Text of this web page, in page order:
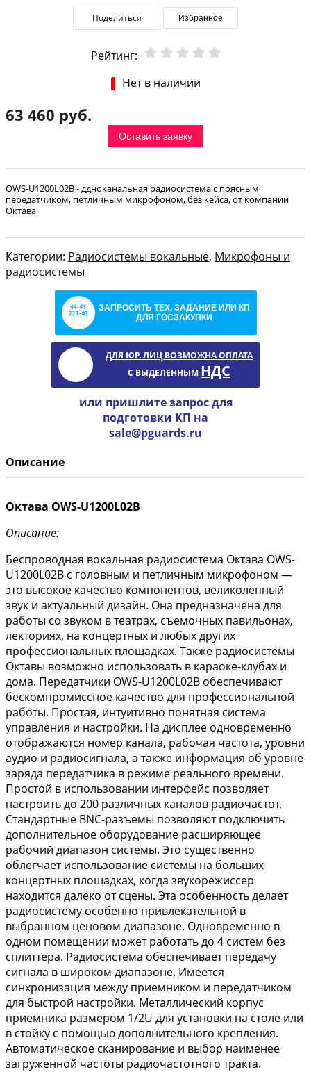
Поделиться Избранное
Рейтинг:
Нет в наличии
63 460 руб.
Оставить заявку
OWS-U1200L02B - ддноканальная радиосистема с поясным
передатчиком, петличным микрофоном, без кейса, от компании
Октава
Категории: Радиосистемы вокальные, Микрофоны и
радиосистемы
ЗАПРОСИТЬ ТЕХ. ЗАДАНИЕ ИЛИ КП
ДЛЯ ГОСЗАКУПКИ
ДЛЯ ЮР. ЛИЦ ВОЗМОЖНА ОПЛАТА
С ВЫДЕЛЕННЫМ НДС
или пришлите запрос для
подготовки КП на
sale@pguards.ru
Описание
Октава OWS-U1200L02B
Описание:
Беспроводная вокальная радиосистема Октава OWS-
U1200L02B с головным и петличным микрофоном —
это высокое качество компонентов, великолепный
звук и актуальный дизайн. Она предназначена для
работы со звуком в театрах, съемочных павильонах,
лекториях, на концертных и любых других
профессиональных площадках. Также радиосистемы
Октавы возможно использовать в караоке-клубах и
дома. Передатчики OWS-U1200L02B обеспечивают
бескомпромиссное качество для профессиональной
работы. Простая, интуитивно понятная система
управления и настройки. На дисплее одновременно
отображаются номер канала, рабочая частота, уровни
аудио и радиосигнала, а также информация об уровне
заряда передатчика в режиме реального времени.
Простой в использовании интерфейс позволяет
настроить до 200 различных каналов радиочастот.
Стандартные BNC-разъемы позволяют подключить
дополнительное оборудование расширяющее
рабочий диапазон системы. Это существенно
облегчает использование системы на больших
концертных площадках, когда звукорежиссер
находится далеко от сцены. Эта особенность делает
радиосистему особенно привлекательной в
выбранном ценовом диапазоне. Одновременно в
одном помещении может работать до 4 систем без
сплиттера. Радиосистема обеспечивает передачу
сигнала в широком диапазоне. Имеется
синхронизация между приемником и передатчиком
для быстрой настройки. Металлический корпус
приемника размером 1/2U для установки на столе или
в стойку с помощью дополнительного крепления.
Автоматическое сканирование и выбор наименее
загруженной частоты радиочастотного тракта.